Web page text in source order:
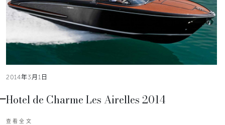
2014年3月1日
Hotel de Charme Les Airelles 2014
查看全文